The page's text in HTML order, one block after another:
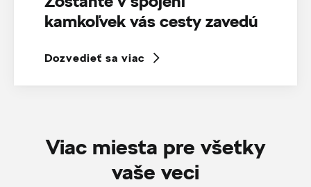
kamkoľvek vás cesty zavedú
Dozvedieť sa viac
Viac miesta pre všetky
vaše veci